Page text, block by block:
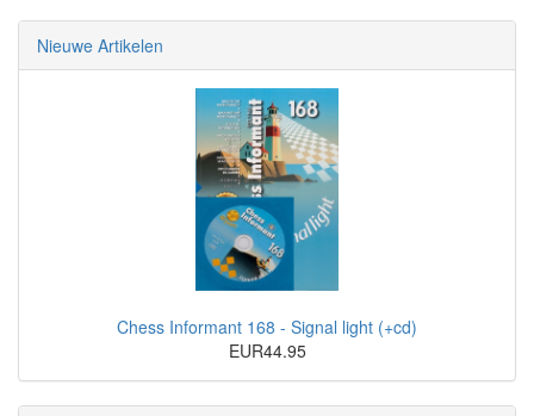
Nieuwe Artikelen
Chess Informant 168 - Signal light (+cd)
EUR44.95